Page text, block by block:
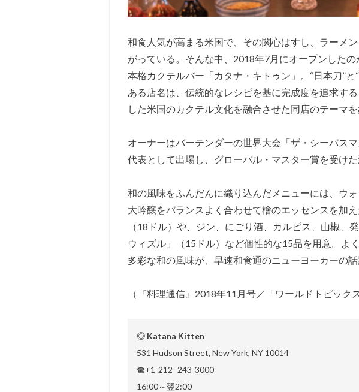
和食人気が高まる米国で、その関心はすし、ラーメ
がっている。そんな中、2018年7月にオープンした
本格カクテルバー「カタナ・キトゥン」。“日本刀”
ある店名は、伝統的なレシピを基に完成度を追求す
した米国のカクテル文化を融合させた同店のテーマを
オーナーはバーテンダーの世界大会「ザ・シーバス
代表として出場し、グローバル・マスター賞を受けた
和の風味をふんだんに織り込んだメニューには、ウ
大吟醸をバランスよく合わせて檜のエッセンスを加え
（18ドル）や、ジン、にごり酒、カルピス、山椒、
ウィズル」（15ドル）など個性的な15品を用意。よ
多彩な和の風味が、早速和食通のニューヨーカーの話
（『料理通信』2018年11月号／「ワールドトピック
◎ Katana Kitten
531 Hudson Street, New York, NY 10014
☎+1-212- 243-3000
16:00～翌2:00